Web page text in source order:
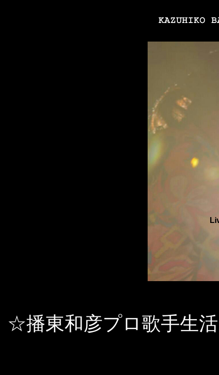
☆播東和彦プロ歌手生